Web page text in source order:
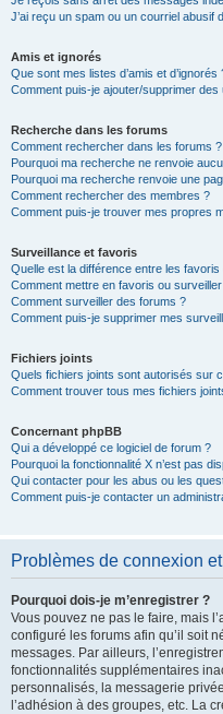
J’ai reçu un spam ou un courriel abusif
Amis et ignorés
Que sont mes listes d’amis et d’ignorés
Comment puis-je ajouter/supprimer des
Recherche dans les forums
Comment rechercher dans les forums ?
Pourquoi ma recherche ne renvoie
Pourquoi ma recherche renvoie une
Comment rechercher des membres ?
Comment puis-je trouver mes propres
Surveillance et favoris
Quelle est la différence entre les
Comment mettre en favoris ou
Comment surveiller des forums ?
Comment puis-je supprimer mes
Fichiers joints
Quels fichiers joints sont autorisés sur
Comment trouver tous mes fichiers
Concernant phpBB
Qui a développé ce logiciel de forum ?
Pourquoi la fonctionnalité X n’est pas
Qui contacter pour les abus ou les
Comment puis-je contacter un
Problèmes de connexion
Pourquoi dois-je m’enregistrer ?
Vous pouvez ne pas le faire, mais
configuré les forums afin qu’il soit
messages. Par ailleurs,
fonctionnalités supplémentaires
personnalisés, la messagerie
l’adhésion à des groupes, etc. La